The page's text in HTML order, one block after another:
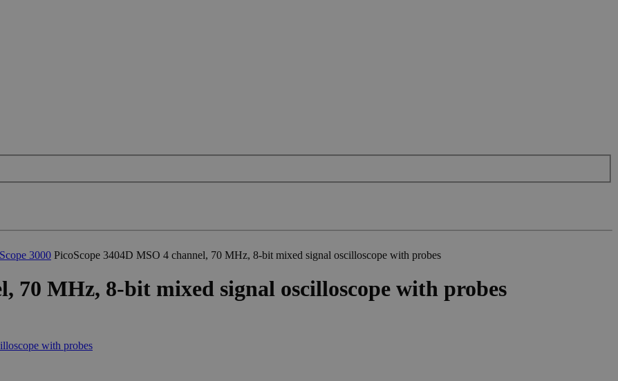
3000 PicoScope 3404D MSO 4 channel, 70 MHz, 8-bit mixed signal oscilloscope with probes
70 MHz, 8-bit mixed signal oscilloscope with probes